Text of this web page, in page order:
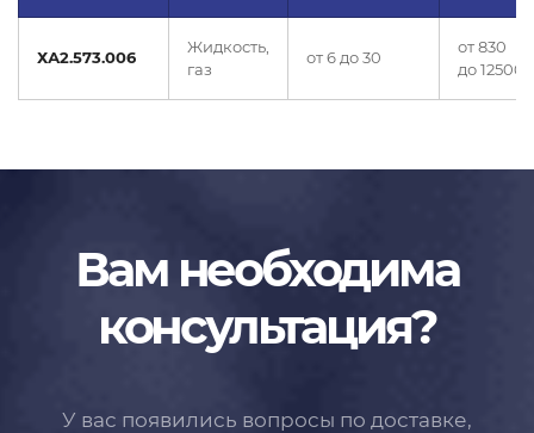
ХА2.573.006
Жидкость,
газ
от 6 до 30
от 830
до 12500
Вам необходима
консультация?
У вас появились вопросы по доставке,